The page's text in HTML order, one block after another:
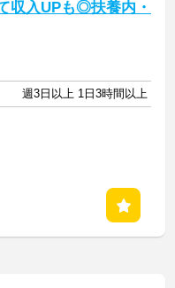
収入UPも◎扶養内・
週3日以上 1日3時間以上